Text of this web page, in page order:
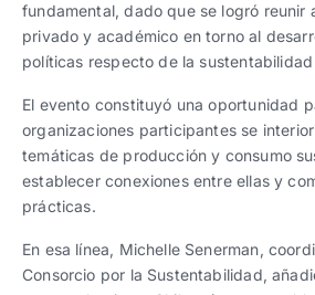
fundamental, dado que se logró reunir
privado y académico en torno al
políticas respecto de la sustentabilidad
El evento constituyó una oportunidad
organizaciones participantes se
temáticas de producción y consumo
establecer conexiones entre ellas y
prácticas.
En esa línea, Michelle Senerman,
Consorcio por la Sustentabilidad,